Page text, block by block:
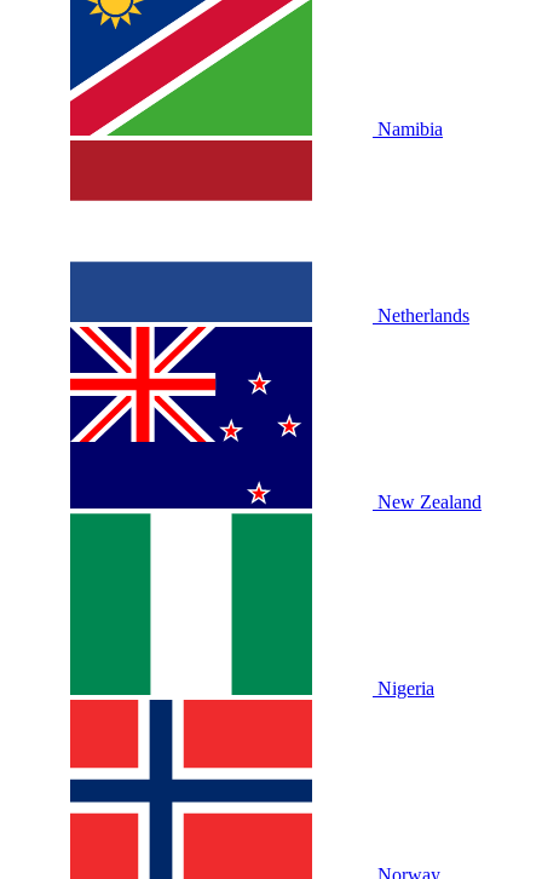
Namibia
Netherlands
New Zealand
Nigeria
Norway